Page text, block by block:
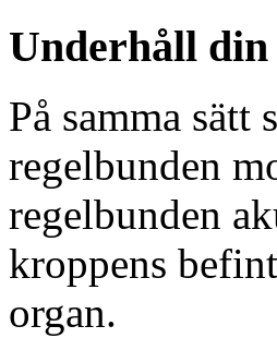
Underhåll
På samma
regelbunden
regelbunden
kroppens
organ.